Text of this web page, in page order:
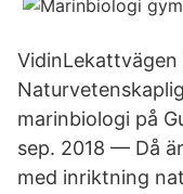
VidinLekattvägen
marinbiologi på
sep. 2018 — Då
med inriktning